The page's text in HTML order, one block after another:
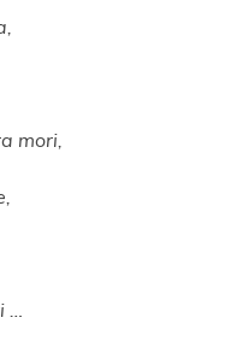
mori,
…